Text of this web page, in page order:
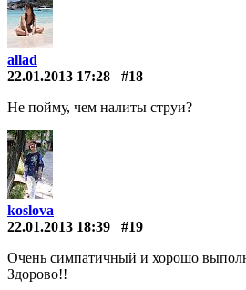
allad
22.01.2013 17:28
#18
Не пойму, чем налиты струи?
koslova
22.01.2013 18:39
#19
Очень симпатичный и хорошо
Здорово!!